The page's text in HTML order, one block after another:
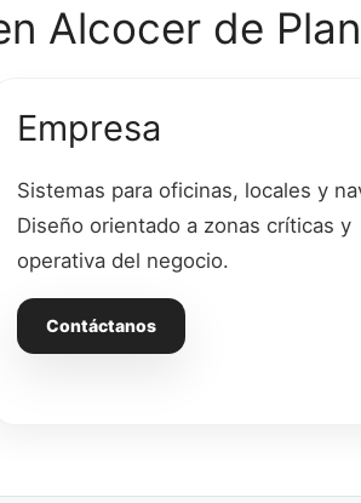
Alcocer de
Empresa
Sistemas para oficinas, locales y
Diseño orientado a zonas críticas y
operativa del negocio.
Contáctanos